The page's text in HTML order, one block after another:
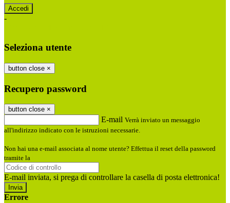
-
Seleziona utente
button close ×
Recupero password
button close ×
E-mail Verrà inviato un messaggio
all'indirizzo indicato con le istruzioni necessarie.
Non hai una e-mail associata al nome utente? Effettua il reset della password
tramite la
E-mail inviata, si prega di controllare la casella di posta elettronica!
Errore